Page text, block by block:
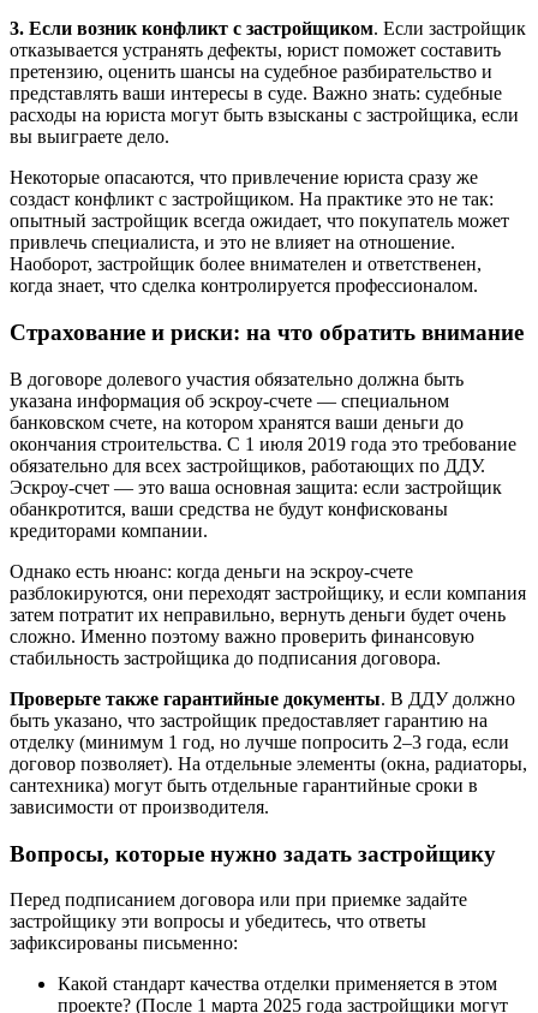
3. Если возник конфликт с застройщиком. Если застройщик
отказывается устранять дефекты, юрист поможет составить
претензию, оценить шансы на судебное разбирательство и
представлять ваши интересы в суде. Важно знать: судебные
расходы на юриста могут быть взысканы с застройщика, если
вы выиграете дело.
Некоторые опасаются, что привлечение юриста сразу же
создаст конфликт с застройщиком. На практике это не так:
опытный застройщик всегда ожидает, что покупатель может
привлечь специалиста, и это не влияет на отношение.
Наоборот, застройщик более внимателен и ответственен,
когда знает, что сделка контролируется профессионалом.
Страхование и риски: на что обратить внимание
В договоре долевого участия обязательно должна быть
указана информация об эскроу-счете — специальном
банковском счете, на котором хранятся ваши деньги до
окончания строительства. С 1 июля 2019 года это требование
обязательно для всех застройщиков, работающих по ДДУ.
Эскроу-счет — это ваша основная защита: если застройщик
обанкротится, ваши средства не будут конфискованы
кредиторами компании.
Однако есть нюанс: когда деньги на эскроу-счете
разблокируются, они переходят застройщику, и если компания
затем потратит их неправильно, вернуть деньги будет очень
сложно. Именно поэтому важно проверить финансовую
стабильность застройщика до подписания договора.
Проверьте также гарантийные документы. В ДДУ должно
быть указано, что застройщик предоставляет гарантию на
отделку (минимум 1 год, но лучше попросить 2–3 года, если
договор позволяет). На отдельные элементы (окна, радиаторы,
сантехника) могут быть отдельные гарантийные сроки в
зависимости от производителя.
Вопросы, которые нужно задать застройщику
Перед подписанием договора или при приемке задайте
застройщику эти вопросы и убедитесь, что ответы
зафиксированы письменно:
Какой стандарт качества отделки применяется в этом
проекте? (После 1 марта 2025 года застройщики могут